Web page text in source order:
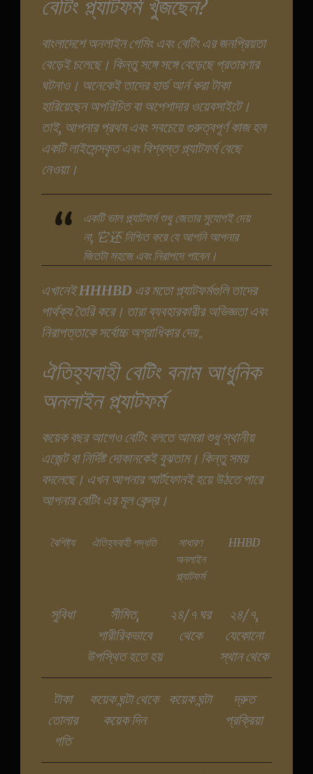
বেটিং প্ল্যাটফর্ম খুঁজছেন?
বাংলাদেশে অনলাইন গেমিং এবং বেটিং এর জনপ্রিয়তা
বেড়েই চলেছে। কিন্তু সঙ্গে সঙ্গে বেড়েছে প্রতারণার
ঘটনাও। অনেকেই তাদের হার্ড আর্ন করা টাকা
হারিয়েছেন অপরিচিত বা অপেশাদার ওয়েবসাইটে।
তাই, আপনার প্রথম এবং সবচেয়ে গুরুত্বপূর্ণ কাজ হল
একটি লাইসেন্সকৃত এবং বিশ্বস্ত প্ল্যাটফর্ম বেছে
নেওয়া।
একটি ভাল প্ল্যাটফর্ম শুধু জেতার সুযোগই দেয়
না, 它还 নিশ্চিত করে যে আপনি আপনার
জিতটা সহজে এবং নিরাপদে পাবেন।
এখানেইHHHBD এর মতো প্ল্যাটফর্মগুলি তাদের
পার্থক্য তৈরি করে। তারা ব্যবহারকারীর অভিজ্ঞতা এবং
নিরাপত্তাকে সর্বোচ্চ অগ্রাধিকার দেয়。
ঐতিহ্যবাহী বেটিং বনাম আধুনিক
অনলাইন প্ল্যাটফর্ম
কয়েক বছর আগেও বেটিং বলতে আমরা শুধু স্থানীয়
এজেন্ট বা নির্দিষ্ট দোকানকেই বুঝতাম। কিন্তু সময়
বদলেছে। এখন আপনার স্মার্টফোনই হয়ে উঠতে পারে
আপনার বেটিং এর মূল কেন্দ্র।
বৈশিষ্ট্য ঐতিহ্যবাহী পদ্ধতি
সাধারণ
অনলাইন
প্ল্যাটফর্ম
HHBD
সুবিধা
সীমিত,
শারীরিকভাবে
উপস্থিত হতে হয়
২৪/৭ ঘর
থেকে
২৪/৭,
যেকোনো
স্থান থেকে
টাকা
তোলার
গতি
কয়েক ঘন্টা থেকে
কয়েক দিন
কয়েক ঘন্টা
দ্রুত
প্রক্রিয়া